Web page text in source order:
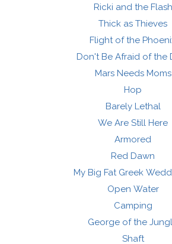
Ricki and the Flash
Thick as Thieves
Flight of the
Don't Be Afraid of the
Mars Needs Moms
Hop
Barely Lethal
We Are Still Here
Armored
Red Dawn
My Big Fat Greek
Open Water
Camping
George of the
Shaft